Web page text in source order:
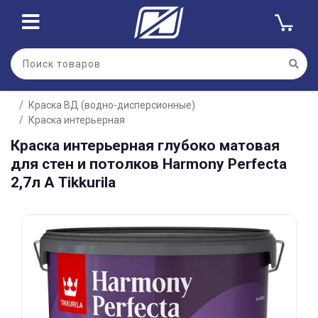
Краска ВД (водно-дисперсионные)
Краска интерьерная
Краска интерьерная глубоко матовая
для стен и потолков Harmony Perfecta
2,7л А Tikkurila
Для клиентов всех банков
Разбейте
оплатуна части
без переплат
График платежей
Сегодня